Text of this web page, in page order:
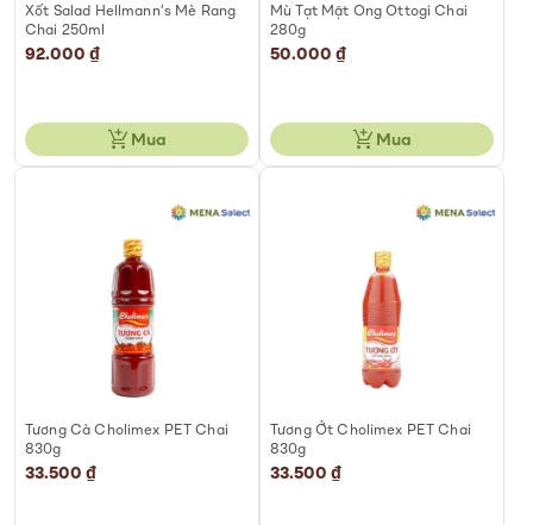
Xốt Salad Hellmann’s Mè Rang
Chai 250ml
92.000 ₫
Mua
Mù Tạt Mật Ong Ottogi Chai
280g
50.000 ₫
Mua
Tương Cà Cholimex PET Chai
830g
33.500 ₫
Tương Ớt Cholimex PET Chai
830g
33.500 ₫